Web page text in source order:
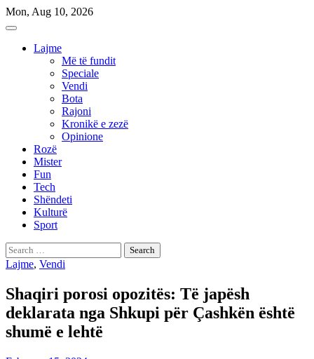
Skip
to
Mon, Aug 10, 2026
Lajme
Më të fundit
Speciale
Vendi
Bota
Rajoni
Kronikë e zezë
Opinione
Rozë
Mister
Fun
Tech
Shëndeti
Kulturë
Sport
Search
for:
Lajme, Vendi
Shaqiri porosi opozitës: Të japësh
deklarata nga Shkupi për Çashkën është
shumë e lehtë